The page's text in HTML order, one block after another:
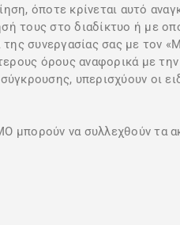
όποτε κρίνεται αυτό
τους στο διαδίκτυο ή με
της συνεργασίας σας με
όρους αναφορικά με
υπερισχύουν οι
μπορούν να συλλεχθούν τα